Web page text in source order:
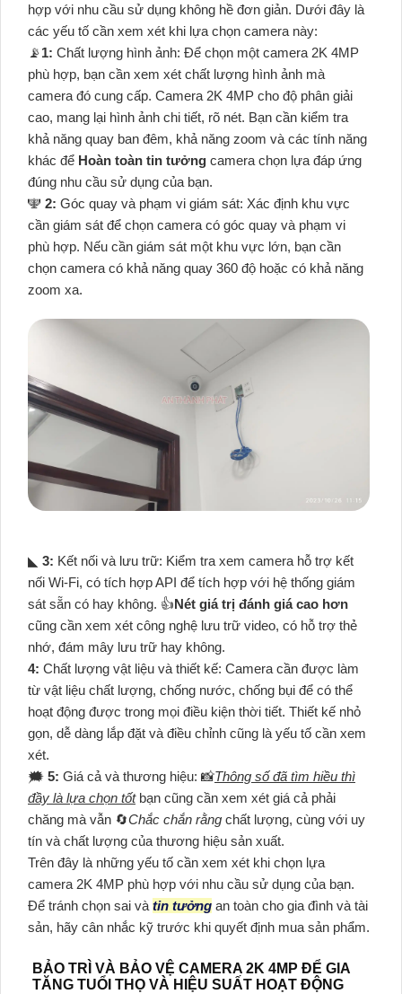
hợp với nhu cầu sử dụng không hề đơn giản. Dưới đây là
các yếu tố cần xem xét khi lựa chọn camera này:
📡1: Chất lượng hình ảnh: Để chọn một camera 2K 4MP
phù hợp, bạn cần xem xét chất lượng hình ảnh mà
camera đó cung cấp. Camera 2K 4MP cho độ phân giải
cao, mang lại hình ảnh chi tiết, rõ nét. Bạn cần kiểm tra
khả năng quay ban đêm, khả năng zoom và các tính năng
khác để Hoàn toàn tin tưởng camera chọn lựa đáp ứng
đúng nhu cầu sử dụng của bạn.
️🕎 2: Góc quay và phạm vi giám sát: Xác định khu vực
cần giám sát để chọn camera có góc quay và phạm vi
phù hợp. Nếu cần giám sát một khu vực lớn, bạn cần
chọn camera có khả năng quay 360 độ hoặc có khả năng
zoom xa.
◣ 3: Kết nối và lưu trữ: Kiểm tra xem camera hỗ trợ kết
nối Wi-Fi, có tích hợp API để tích hợp với hệ thống giám
sát sẵn có hay không. 👍Nét giá trị đánh giá cao hơn
cũng cần xem xét công nghệ lưu trữ video, có hỗ trợ thẻ
nhớ, đám mây lưu trữ hay không.
4: Chất lượng vật liệu và thiết kế: Camera cần được làm
từ vật liệu chất lượng, chống nước, chống bụi để có thể
hoạt động được trong mọi điều kiện thời tiết. Thiết kế nhỏ
gọn, dễ dàng lắp đặt và điều chỉnh cũng là yếu tố cần xem
xét.
🗯️ 5: Giá cả và thương hiệu: 📸Thông số đã tìm hiều thì
đầy là lựa chọn tốtbạn cũng cần xem xét giá cả phải
chăng mà vẫn 🔄Chắc chắn rằng chất lượng, cùng với uy
tín và chất lượng của thương hiệu sản xuất.
Trên đây là những yếu tố cần xem xét khi chọn lựa
camera 2K 4MP phù hợp với nhu cầu sử dụng của bạn.
Để tránh chọn sai và tin tưởng an toàn cho gia đình và tài
sản, hãy cân nhắc kỹ trước khi quyết định mua sản phẩm.
BẢO TRÌ VÀ BẢO VỆ CAMERA 2K 4MP ĐỂ GIA
TĂNG TUỔI THỌ VÀ HIỆU SUẤT HOẠT ĐỘNG